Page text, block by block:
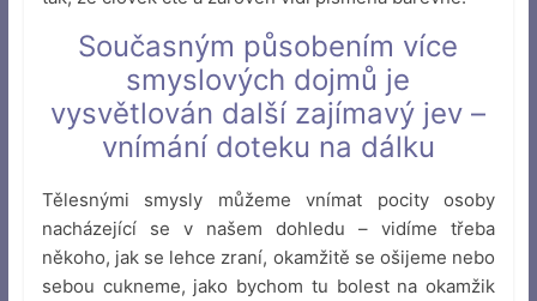
Současným působením více
smyslových dojmů je
vysvětlován další zajímavý jev –
vnímání doteku na dálku
Tělesnými smysly můžeme vnímat pocity osoby
nacházející se v našem dohledu – vidíme třeba
někoho, jak se lehce zraní, okamžitě se ošijeme nebo
sebou cukneme, jako bychom tu bolest na okamžik